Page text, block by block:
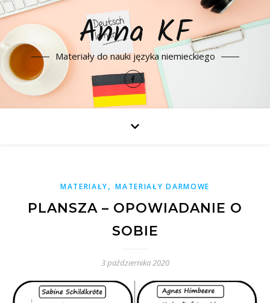
Anna KF
Materiały do nauki języka niemieckiego
MATERIAŁY,MATERIAŁY DARMOWE
PLANSZA – OPOWIADANIE O
SOBIE
3 października 2020